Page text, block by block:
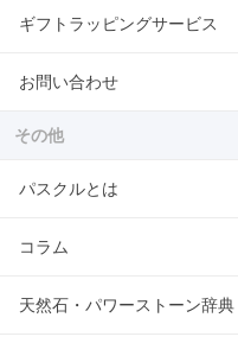
ギフトラッピングサービス
お問い合わせ
その他
パスクルとは
コラム
天然石・パワーストーン辞典